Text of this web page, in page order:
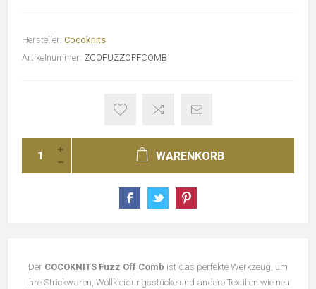
Hersteller: Cocoknits
Artikelnummer: ZCOFUZZOFFCOMB
WARENKORB
Der COCOKNITS Fuzz Off Comb ist das perfekte Werkzeug, um
Ihre Strickwaren, Wollkleidungsstücke und andere Textilien wie neu